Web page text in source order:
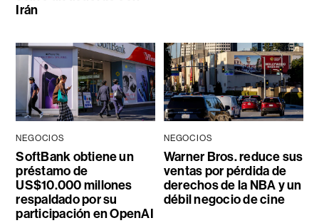
Irán
NEGOCIOS
SoftBank obtiene un
préstamo de
US$10.000 millones
respaldado por su
participación en OpenAI
NEGOCIOS
Warner Bros. reduce sus
ventas por pérdida de
derechos de la NBA y un
débil negocio de cine